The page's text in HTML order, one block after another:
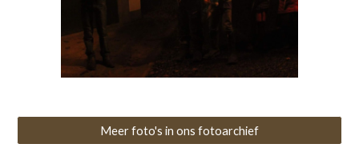
Meer foto's in ons fotoarchief